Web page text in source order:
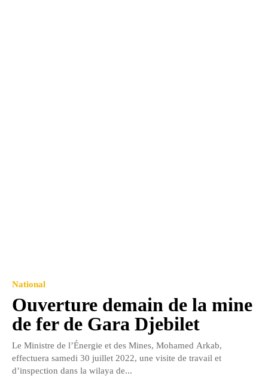
National
Ouverture demain de la mine
de fer de Gara Djebilet
Le Ministre de l’Énergie et des Mines, Mohamed Arkab,
effectuera samedi 30 juillet 2022, une visite de travail et
d’inspection dans la wilaya de...